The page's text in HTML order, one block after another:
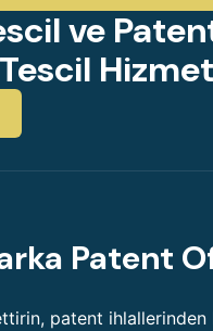
ve
Patent
patent